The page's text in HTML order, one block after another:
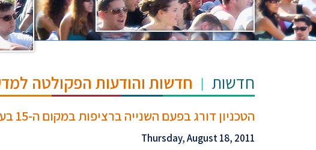
חדשות חדשות והודעות הפקולטה
הטכניון דורג בפעם השנייה ברציפות במקום ה-15 בעולם בתחום מדעי המחשב
Thursday, August 18, 2011